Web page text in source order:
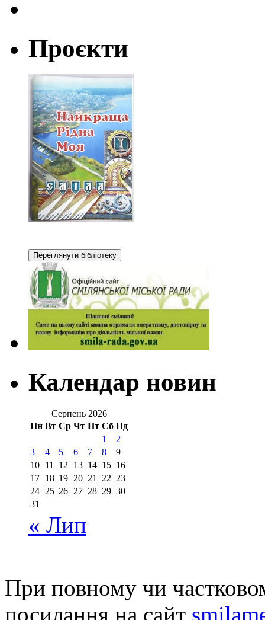
Проєкти
Календар новин
Серпень 2026
Пн Вт Ср Чт Пт Сб Нд
1
2
3
4 5 6 7 8
9
10 11 12 13 14 15 16
17 18 19 20 21 22 23
24 25 26 27 28 29 30
31
« Лип
При повному чи
посилання на сайт